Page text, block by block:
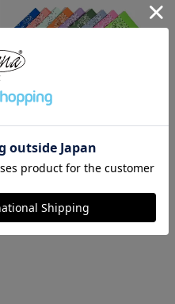
ハバハンク HAV-A-HANK バンダ
ナ アメリカ製 トラディショナル
¥770